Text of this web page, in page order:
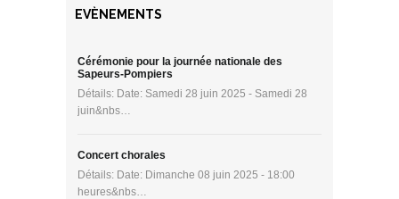
EVÈNEMENTS
Cérémonie pour la journée nationale des
Sapeurs-Pompiers
Détails: Date: Samedi 28 juin 2025 - Samedi 28
juin&nbs…
Concert chorales
Détails: Date: Dimanche 08 juin 2025 - 18:00
heures&nbs…